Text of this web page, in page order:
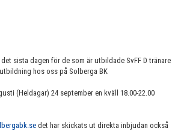
sista dagen för de som är utbildade SvFF D tränare
hos oss på Solberga BK
(Heldagar) 24 september en kväll 18.00-22.00
det har skickats ut direkta inbjudan också